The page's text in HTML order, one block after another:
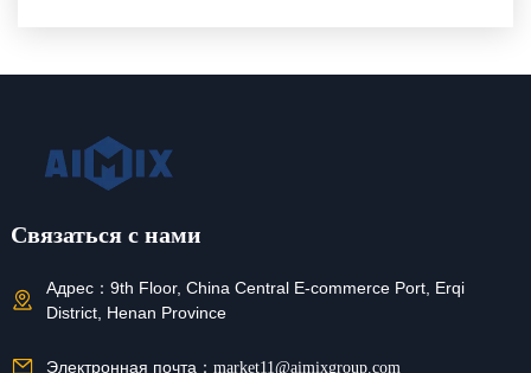
Связаться с нами
Адрес： 9th Floor, China Central E-commerce Port, Erqi
District, Henan Province
Электронная почта： market11@aimixgroup.com